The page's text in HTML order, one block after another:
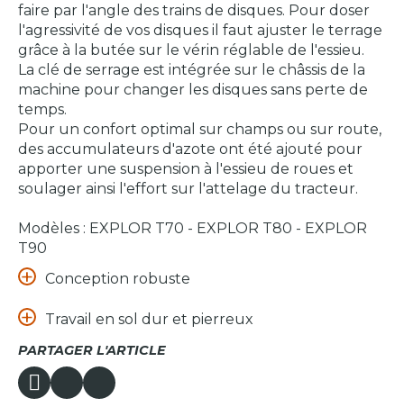
Conception robuste
Travail en sol dur et pierreux
PARTAGER L'ARTICLE
faire par l'angle des trains de disques. Pour doser
l'agressivité de vos disques il faut ajuster le terrage
grâce à la butée sur le vérin réglable de l'essieu.
La clé de serrage est intégrée sur le châssis de la
machine pour changer les disques sans perte de
temps.
Pour un confort optimal sur champs ou sur route,
des accumulateurs d'azote ont été ajouté pour
apporter une suspension à l'essieu de roues et
soulager ainsi l'effort sur l'attelage du tracteur.
Modèles : EXPLOR T70 - EXPLOR T80 - EXPLOR
T90